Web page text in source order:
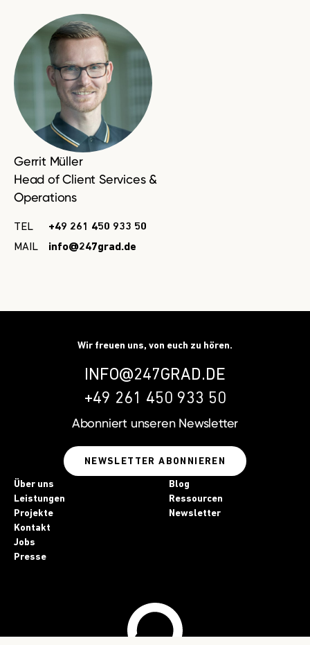
Gerrit Müller
Head of Client Services &
Operations
TEL
+49 261 450 933 50
MAIL
info@247grad.de
Wir freuen uns, von euch zu hören.
INFO@247GRAD.DE
+49 261 450 933 50
Abonniert unseren Newsletter
NEWSLETTER ABONNIEREN
Über uns
Leistungen
Projekte
Kontakt
Jobs
Presse
Blog
Ressourcen
Newsletter